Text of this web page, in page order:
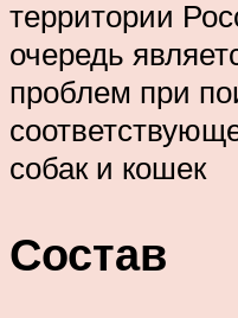
территории
очередь
проблем при
собак и кошек
Состав